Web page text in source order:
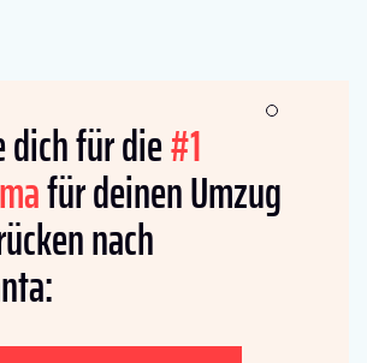
dich für die#1
für deinen Umzug
nach